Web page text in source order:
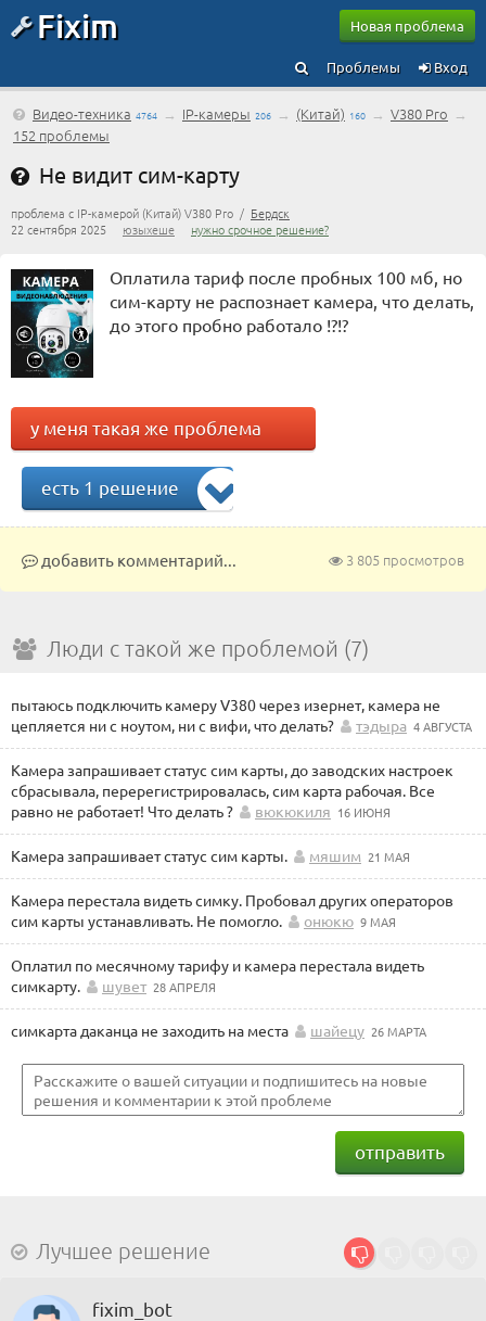
Fixim Новая проблема
Вход
Проблемы
Видео-техника 4764 → IP-камеры 206 → (Китай) 160 → V380 Pro →
152 проблемы
Не видит сим-карту
проблема с IP-камерой (Китай) V380 Pro / Бердск
22 сентября 2025 юзыхеше нужно срочное решение?
Оплатила тариф после пробных 100 мб, но
сим-карту не распознает камера, что делать,
до этого пробно работало !?!?
у меня такая же проблема
есть 1 решение
3 805 просмотров
добавить комментарий...
Люди с такой же проблемой (7)
пытаюсь подключить камеру V380 через изернет, камера не
цепляется ни с ноутом, ни с вифи, что делать?
тэдыра 4 АВГУСТА
Камера запрашивает статус сим карты, до заводских настроек
сбрасывала, перерегистрировалась, сим карта рабочая. Все
равно не работает! Что делать ?
вюкюкиля 16 ИЮНЯ
Камера запрашивает статус сим карты. мяшим 21 МАЯ
Камера перестала видеть симку. Пробовал других операторов
сим карты устанавливать. Не помогло.
онюкю 9 МАЯ
Оплатил по месячному тарифу и камера перестала видеть
симкарту.
шувет 28 АПРЕЛЯ
симкарта даканца не заходить на места шайецу 26 МАРТА
отправить
Лучшее решение
fixim_bot